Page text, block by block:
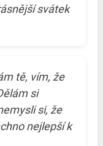
svátek
tě, vím, že
si
si, že
nejlepší k